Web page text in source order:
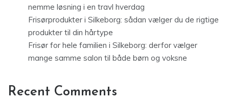
nemme løsning i en travl hverdag
Frisørprodukter i Silkeborg: sådan vælger du de rigtige
produkter til din hårtype
Frisør for hele familien i Silkeborg: derfor vælger
mange samme salon til både børn og voksne
Recent Comments